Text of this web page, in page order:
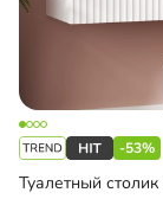
-53%